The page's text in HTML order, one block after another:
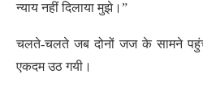
न्याय नहीं दिलाया मुझे।”
चलते-चलते जब दोनों जज के सामने पहुंचे
एकदम उठ गयी।